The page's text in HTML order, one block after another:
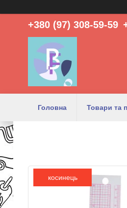
+380 (97) 308-59-59
Головна Товари та
косинець